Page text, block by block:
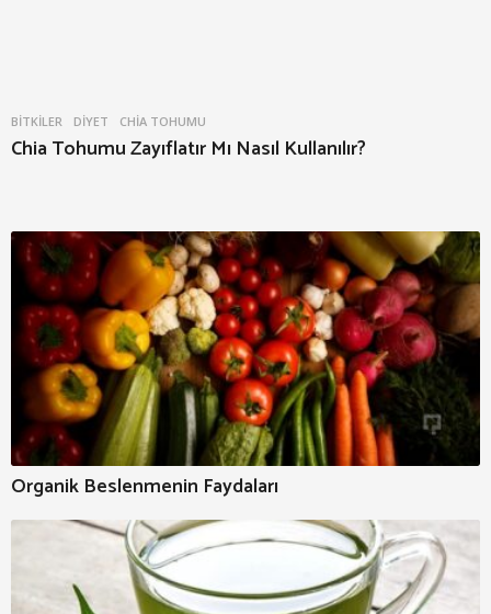
BITKILER ,DIYET CHIA TOHUMU
Chia Tohumu Zayıflatır Mı Nasıl Kullanılır?
Organik Beslenmenin Faydaları